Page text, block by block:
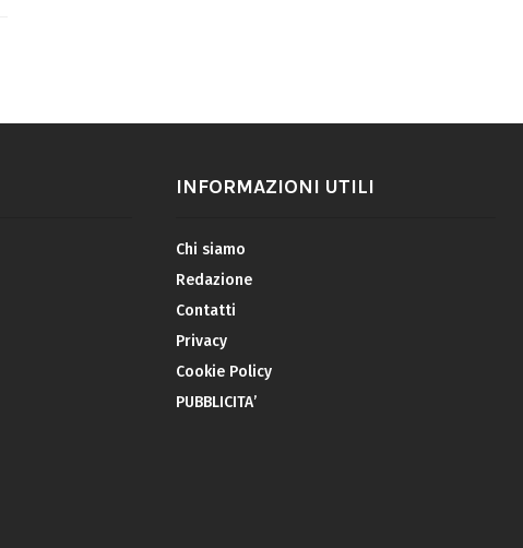
INFORMAZIONI UTILI
Chi siamo
Redazione
Contatti
Privacy
Cookie Policy
PUBBLICITA’